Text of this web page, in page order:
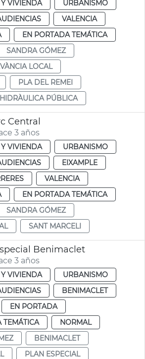
VIVIENDA
URBANISMO
VALENCIA
EN PORTADA TEMÁTICA
SANDRA GÓMEZ
LOCAL
PLA DEL REMEI
PÚBLICA
Central
3 años
VIVIENDA
URBANISMO
EIXAMPLE
VALENCIA
EN PORTADA TEMÁTICA
SANDRA GÓMEZ
SANT MARCELI
Benimaclet
3 años
VIVIENDA
URBANISMO
BENIMACLET
EN PORTADA
TEMÁTICA
NORMAL
BENIMACLET
PLAN ESPECIAL